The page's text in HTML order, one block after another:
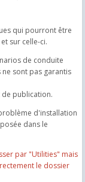
qui pourront être
sur celle-ci.
de conduite
sont pas garantis
publication.
d'installation
dans le
par "Utilities" mais
le dossier